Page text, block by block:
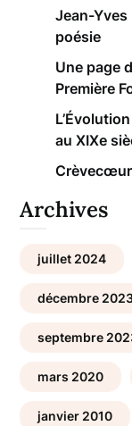
Jean-Yves
poésie
Une page
Première
au XIXe
Crèvecœur
Archives
juillet 2024
décembre
septembre
mars 2020
janvier 2010